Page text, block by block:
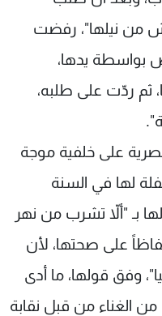
من نيلها"، رفضت
بواسطة يدها،
ردّت على طلبه،
على خلفية موجة
لها في السنة
بـ "ألاّ تشرب من نهر
على صحتها، لأن
وفق قولها، ما أدى
من الغناء من قبل نقابة